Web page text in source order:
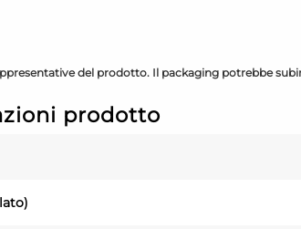
del prodotto. Il packaging potrebbe
prodotto